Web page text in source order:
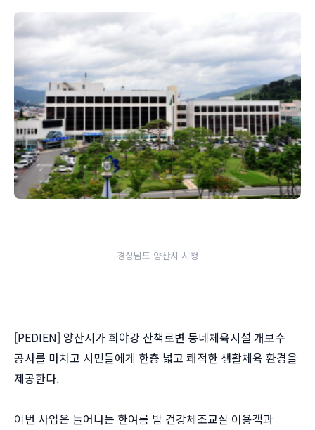
경상남도 양산시 시청
[PEDIEN] 양산시가 회야강 산책로변 동네체육시설 개보수
공사를 마치고 시민들에게 한층 넓고 쾌적한 생활체육 환경을
제공한다.
이번 사업은 늘어나는 한여름 밤 건강체조교실 이용객과